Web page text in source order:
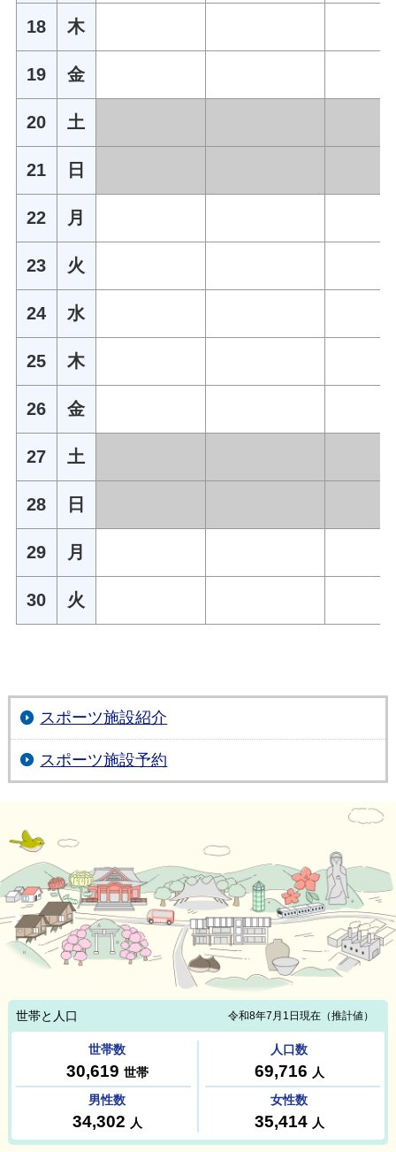
18 木
19 金
20 土
21 日
22 月
23 火
24 水
25 木
26 金
27 土
28 日
29 月
30 火
スポーツ施設紹介
スポーツ施設予約